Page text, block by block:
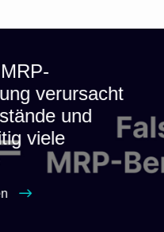
verursacht
und
viele